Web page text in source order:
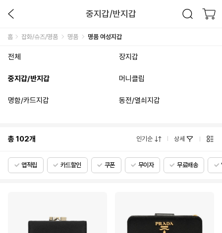
중지갑/반지갑
홈 잡화/슈즈/명품 명품 명품 여성지갑
전체 장지갑
중지갑/반지갑 머니클립
명함/카드지갑 동전/열쇠지갑
총102개 인기순 상세
앱적립 카드할인 쿠폰 무이자 무료배송